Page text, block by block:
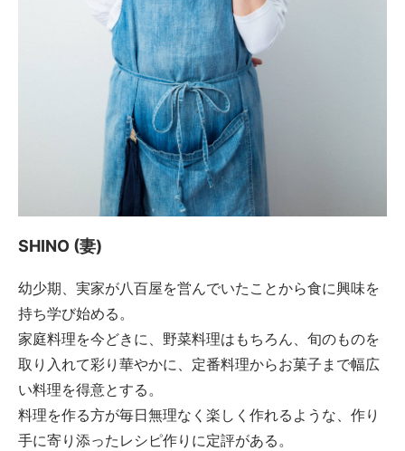
SHINO (妻)
幼少期、実家が八百屋を営んでいたことから食に興味を
持ち学び始める。
家庭料理を今どきに、野菜料理はもちろん、旬のものを
取り入れて彩り華やかに、定番料理からお菓子まで幅広
い料理を得意とする。
料理を作る方が毎日無理なく楽しく作れるような、作り
手に寄り添ったレシピ作りに定評がある。